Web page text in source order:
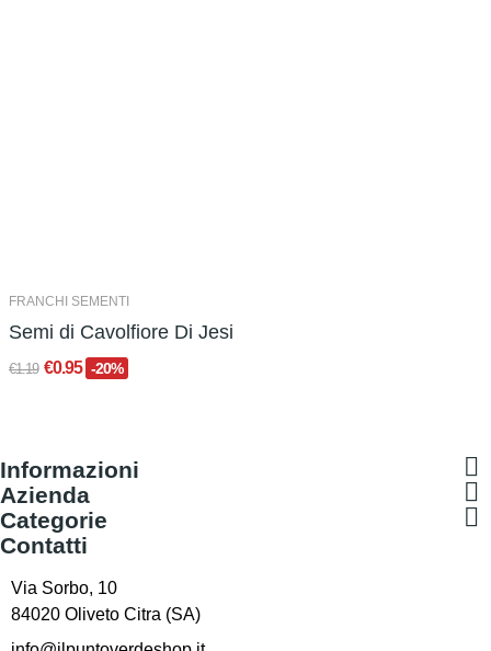
FRANCHI SEMENTI
Semi di Cavolfiore Di Jesi
€1.19 €0.95 -20%
Informazioni 
Azienda 
Categorie 
Contatti
Via Sorbo, 10
84020 Oliveto Citra (SA)